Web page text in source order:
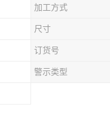
加工方式
尺寸
订货号
警示类型